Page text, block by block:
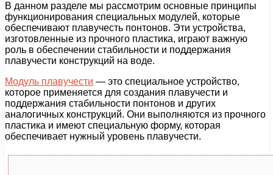
В данном разделе мы рассмотрим основные принципы
функционирования специальных модулей, которые
обеспечивают плавучесть понтонов. Эти устройства,
изготовленные из прочного пластика, играют важную
роль в обеспечении стабильности и поддержания
плавучести конструкций на воде.
Модуль плавучести — это специальное устройство,
которое применяется для создания плавучести и
поддержания стабильности понтонов и других
аналогичных конструкций. Они выполняются из прочного
пластика и имеют специальную форму, которая
обеспечивает нужный уровень плавучести.